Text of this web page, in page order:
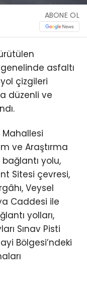
ABONE OL
asfaltı
çizgileri
düzenli ve
Mahallesi
ve Araştırma
yolu,
Sitesi çevresi,
Veysel
Caddesi ile
yolları,
Sınav Pisti
Bölgesi’ndeki